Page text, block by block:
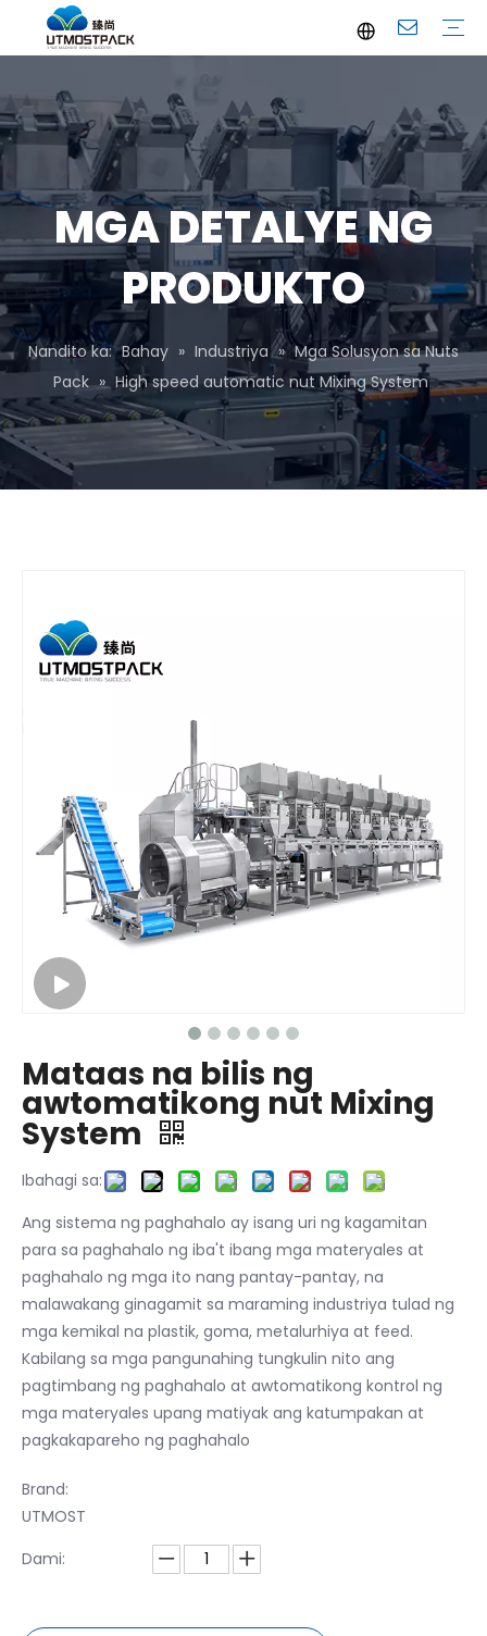
MGA DETALYE NG
PRODUKTO
Nandito ka: Bahay » Industriya » Mga Solusyon sa Nuts
Pack » High speed automatic nut Mixing System
Mataas na bilis ng
awtomatikong nut Mixing
System
Ibahagi sa:
Ang sistema ng paghahalo ay isang uri ng kagamitan
para sa paghahalo ng iba't ibang mga materyales at
paghahalo ng mga ito nang pantay-pantay, na
malawakang ginagamit sa maraming industriya tulad ng
mga kemikal na plastik, goma, metalurhiya at feed.
Kabilang sa mga pangunahing tungkulin nito ang
pagtimbang ng paghahalo at awtomatikong kontrol ng
mga materyales upang matiyak ang katumpakan at
pagkakapareho ng paghahalo
Brand:
UTMOST
Dami: